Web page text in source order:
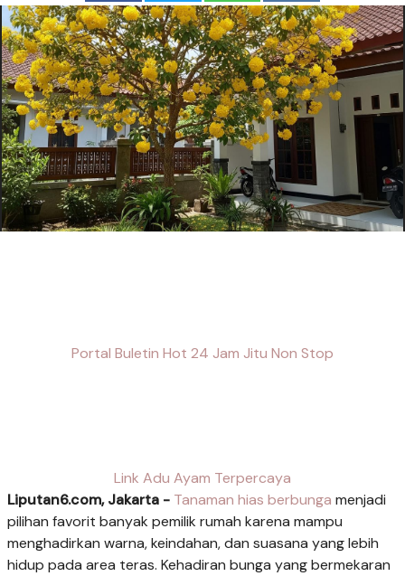
Portal Buletin Hot 24 Jam Jitu Non Stop
Link Adu Ayam Terpercaya
Liputan6.com, Jakarta - Tanaman hias berbunga menjadi
pilihan favorit banyak pemilik rumah karena mampu
menghadirkan warna, keindahan, dan suasana yang lebih
hidup pada area teras. Kehadiran bunga yang bermekaran